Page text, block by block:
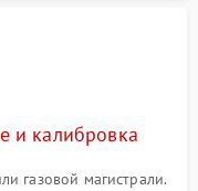
и калибровка
газовой магистрали.